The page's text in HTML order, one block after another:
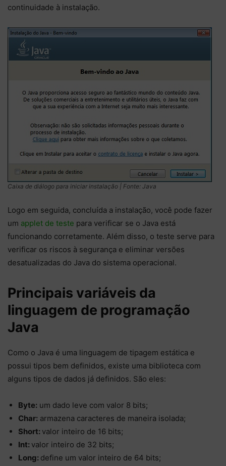
continuidade à instalação.
Caixa de diálogo para iniciar instalação | Fonte: Java
Logo em seguida, concluída a instalação, você pode fazer
um applet de teste para verificar se o Java está
funcionando corretamente. Além disso, o teste serve para
verificar os riscos à segurança e eliminar versões
desatualizadas do Java do sistema operacional.
Principais variáveis da
linguagem de programação
Java
Como o Java é uma linguagem de tipagem estática e
possui tipos bem definidos, existe uma biblioteca com
alguns tipos de dados já definidos. São eles:
Byte: um dado leve com valor 8 bits;
Char: armazena caracteres de maneira isolada;
Short: valor inteiro de 16 bits;
Int: valor inteiro de 32 bits;
Long: define um valor inteiro de 64 bits;